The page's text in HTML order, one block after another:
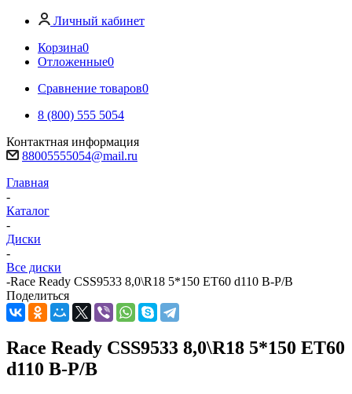
Личный кабинет
Корзина0
Отложенные0
Сравнение товаров0
8 (800) 555 5054
Контактная информация
88005555054@mail.ru
Главная
-
Каталог
-
Диски
-
Все диски
-Race Ready CSS9533 8,0\R18 5*150 ET60 d110 B-P/B
Поделиться
Race Ready CSS9533 8,0\R18 5*150 ET60
d110 B-P/B